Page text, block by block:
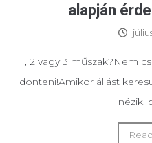
alapján
1, 2 vagy 3 műszak?Nem
dönteni!Amikor állást
nézik,